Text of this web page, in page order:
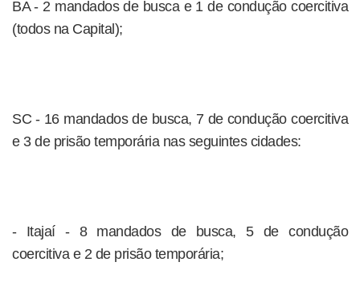
BA - 2 mandados de busca e 1 de condução coercitiva
(todos na Capital);
SC - 16 mandados de busca, 7 de condução coercitiva
e 3 de prisão temporária nas seguintes cidades:
- Itajaí - 8 mandados de busca, 5 de condução
coercitiva e 2 de prisão temporária;